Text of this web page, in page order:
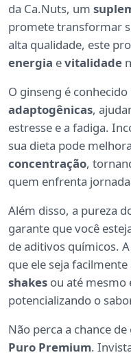
da Ca.Nuts, um
promete transformar
alta qualidade, este
energia evitalidade
O ginseng é
adaptogênicas,
estresse e a fadiga.
sua dieta pode
concentração,
quem enfrenta
Além disso, a pureza
garante que você
de aditivos químicos.
que ele seja
shakes ou até mesmo
potencializando o
Não perca a chance
Puro Premium.